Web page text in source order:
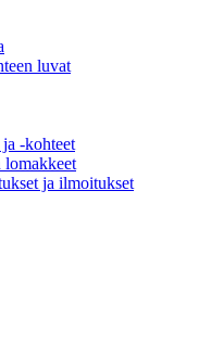
luvat
-kohteet
lomakkeet
ja ilmoitukset